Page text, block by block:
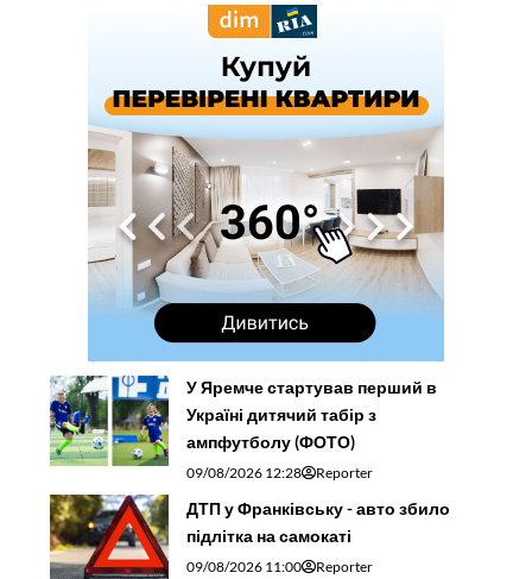
У Яремче стартував перший в
Україні дитячий табір з
ампфутболу (ФОТО)
09/08/2026 12:28 Reporter
ДТП у Франківську - авто збило
підлітка на самокаті
09/08/2026 11:00 Reporter